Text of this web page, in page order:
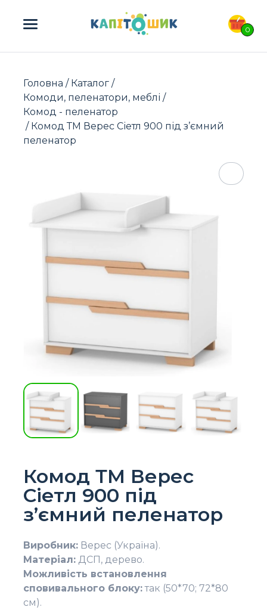
0
ПОШУК ТОВАРІВ:
Головна / Каталог /
Комоди, пеленатори, меблі /
Комод - пеленатор
/ Комод ТМ Верес Сіетл 900 під з’ємний
пеленатор
Комод ТМ Верес
Сіетл 900 під
з’ємний пеленатор
Виробник: Верес (Україна).
Матеріал: ДСП, дерево.
Можливість встановлення
сповивального блоку:так (50*70; 72*80
см).